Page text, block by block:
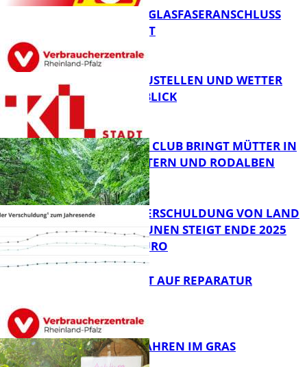
FB News
WARUM EIN GLASFASERANSCHLUSS
SINNVOLL IST
FB News
PARKEN, BAUSTELLEN UND WETTER
DIGITAL IM BLICK
FB News
NEUER MOM CLUB BRINGT MÜTTER IN
KAISERSLAUTERN UND RODALBEN
ZUSAMMEN
FB News
PRO-KOPF-VERSCHULDUNG VON LAND
UND KOMMUNEN STEIGT ENDE 2025
AUF 9.600 EURO
NEUES RECHT AUF REPARATUR
GIFTIGE GEFAHREN IM GRAS